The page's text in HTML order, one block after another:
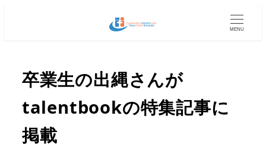
MENU
卒業生の出縄さんが
talentbookの特集記事に
掲載